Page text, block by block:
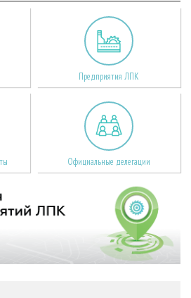
Предприятия ЛПК
Официальные делегации